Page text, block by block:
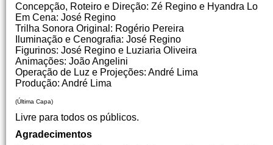
Concepção, Roteiro e Direção: Zé Regino e Hyandra Lo
Em Cena: José Regino
Trilha Sonora Original: Rogério Pereira
Iluminação e Cenografia: José Regino
Figurinos: José Regino e Luziaria Oliveira
Animações: João Angelini
Operação de Luz e Projeções: André Lima
Produção: André Lima
(Última Capa)
Livre para todos os públicos.
Agradecimentos